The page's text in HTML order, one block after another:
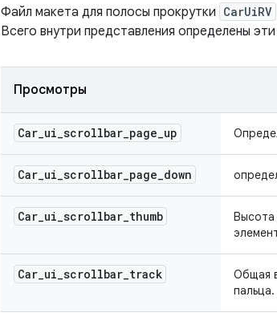
Файл макета для полосы прокрутки CarUiRV
Всего внутри представления определены
Просмотры
Car_ui_scrollbar_page_up
Car_ui_scrollbar_page_down
Car_ui_scrollbar_thumb
Высота
Car_ui_scrollbar_track
Общая
пальца.